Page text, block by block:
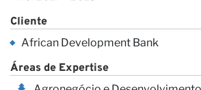
Cliente
African Development Bank
Áreas de Expertise